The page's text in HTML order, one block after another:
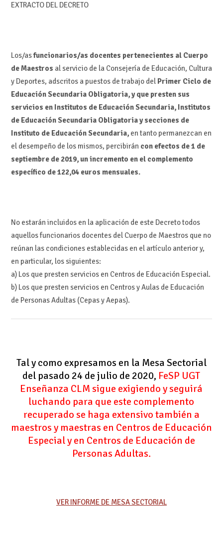
EXTRACTO DEL DECRETO
Los/asfuncionarios/as docentes pertenecientes al Cuerpo
de Maestros al servicio de la Consejería de Educación, Cultura
y Deportes, adscritos a puestos de trabajo delPrimer Ciclo de
Educación Secundaria Obligatoria, y que presten sus
servicios en Institutos de Educación Secundaria, Institutos
de Educación Secundaria Obligatoria y secciones de
Instituto de Educación Secundaria,en tanto permanezcan en
el desempeño de los mismos, percibirán con efectos de 1 de
septiembre de 2019, un incremento en el complemento
específico de 122,04 euros mensuales.
No estarán incluidos en la aplicación de este Decreto todos
aquellos funcionarios docentes del Cuerpo de Maestros que no
reúnan las condiciones establecidas en el artículo anterior y,
en particular, los siguientes:
a) Los que presten servicios en Centros de Educación Especial.
b) Los que presten servicios en Centros y Aulas de Educación
de Personas Adultas (Cepas y Aepas).
Tal y como expresamos en la Mesa Sectorial
del pasado 24 de julio de 2020, FeSP UGT
Enseñanza CLM sigue exigiendo y seguirá
luchando para que este complemento
recuperado se haga extensivo también a
maestros y maestras en Centros de Educación
Especial y en Centros de Educación de
Personas Adultas.
VER INFORME DE MESA SECTORIAL